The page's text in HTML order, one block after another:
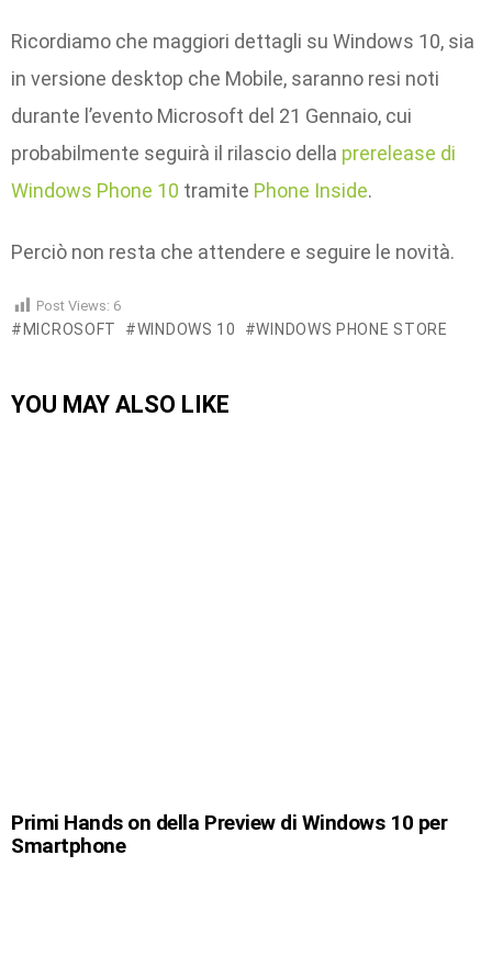
Ricordiamo che maggiori dettagli su Windows 10, sia
in versione desktop che Mobile, saranno resi noti
durante l’evento Microsoft del 21 Gennaio, cui
probabilmente seguirà il rilascio della prerelease di
Windows Phone 10 tramite Phone Inside.
Perciò non resta che attendere e seguire le novità.
Post Views: 6
MICROSOFT WINDOWS 10 WINDOWS PHONE STORE
YOU MAY ALSO LIKE
Primi Hands on della Preview di Windows 10 per
Smartphone